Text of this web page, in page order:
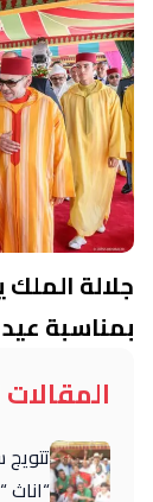
جلالة
بمناسبة